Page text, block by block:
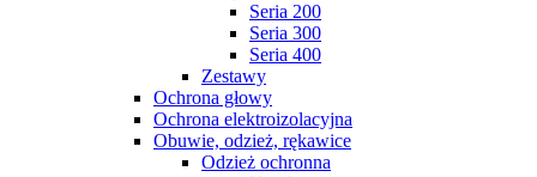
Seria 200
Seria 300
Seria 400
Zestawy
Ochrona głowy
Ochrona elektroizolacyjna
Obuwie, odzież, rękawice
Odzież ochronna